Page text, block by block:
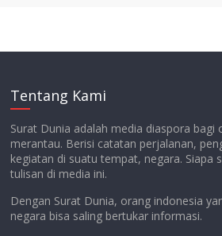
Tentang Kami
Surat Dunia adalah media diaspora bagi
merantau. Berisi catatan perjalanan,
kegiatan di suatu tempat, negara. Siapa
tulisan di media ini.
Dengan Surat Dunia, orang indonesia
negara bisa saling bertukar informasi.